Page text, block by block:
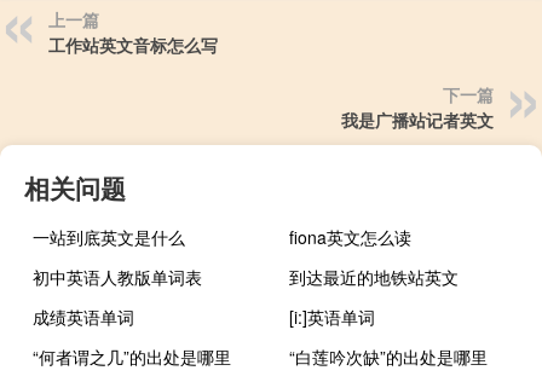
上一篇
工作站英文音标怎么写
下一篇
我是广播站记者英文
相关问题
一站到底英文是什么
fiona英文怎么读
初中英语人教版单词表
到达最近的地铁站英文
成绩英语单词
[i:]英语单词
“何者谓之几”的出处是哪里
“白莲吟次缺”的出处是哪里